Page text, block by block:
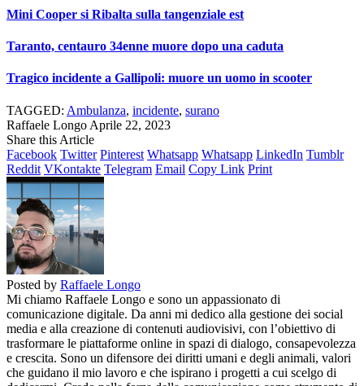
Mini Cooper si Ribalta sulla tangenziale est
Taranto, centauro 34enne muore dopo una caduta
Tragico incidente a Gallipoli: muore un uomo in scooter
TAGGED: Ambulanza, incidente, surano
Raffaele Longo Aprile 22, 2023
Share this Article
Facebook Twitter Pinterest Whatsapp Whatsapp LinkedIn Tumblr
Reddit VKontakte Telegram Email Copy Link Print
Posted by Raffaele Longo
Mi chiamo Raffaele Longo e sono un appassionato di
comunicazione digitale. Da anni mi dedico alla gestione dei social
media e alla creazione di contenuti audiovisivi, con l’obiettivo di
trasformare le piattaforme online in spazi di dialogo, consapevolezza
e crescita. Sono un difensore dei diritti umani e degli animali, valori
che guidano il mio lavoro e che ispirano i progetti a cui scelgo di